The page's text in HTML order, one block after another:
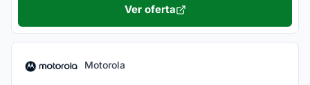
Ver oferta
Motorola